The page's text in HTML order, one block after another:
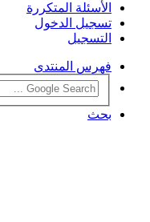
الأسئلة المتكررة
تسجيل الدخول
التسجيل
فهرس المنتدى
بحث